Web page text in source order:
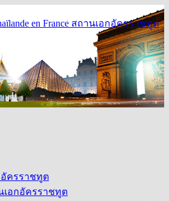
en France สถานเอกอัครราชทูต
อัครราชทูต
เอกอัครราชทูต